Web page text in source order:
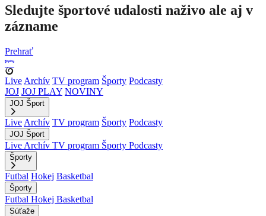
Sledujte športové udalosti naživo ale aj v
zázname
Prehrať
Live Archív TV program Športy Podcasty
JOJ JOJ PLAY NOVINY
JOJ Šport
Live Archív TV program Športy Podcasty
JOJ Šport
Live Archív TV program Športy Podcasty
Športy
Futbal Hokej Basketbal
Športy
Futbal Hokej Basketbal
Súťaže